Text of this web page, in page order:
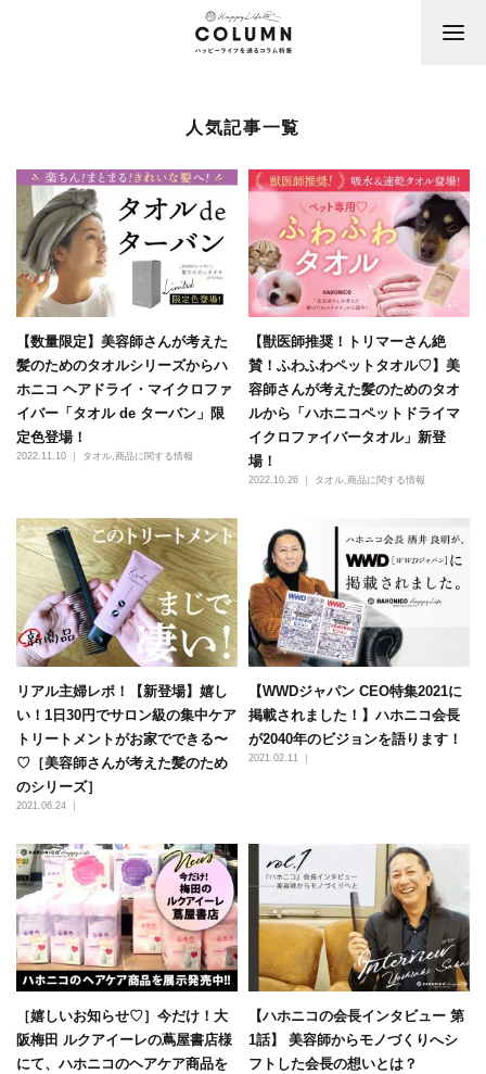
人気記事一覧
【数量限定】美容師さんが考えた
髪のためのタオルシリーズからハ
ホニコ ヘアドライ・マイクロファ
イバー「タオル de ターバン」限
定色登場！
2022.11.10 ｜ タオル 商品に関する情報
【獣医師推奨！トリマーさん絶
賛！ふわふわペットタオル♡】美
容師さんが考えた髪のためのタオ
ルから「ハホニコペットドライマ
イクロファイバータオル」新登
場！
2022.10.26 ｜ タオル 商品に関する情報
リアル主婦レポ！【新登場】嬉し
い！1日30円でサロン級の集中ケア
トリートメントがお家でできる〜
♡［美容師さんが考えた髪のため
のシリーズ］
2021.06.24 ｜
【WWDジャパン CEO特集2021に
掲載されました！】ハホニコ会長
が2040年のビジョンを語ります！
2021.02.11 ｜
［嬉しいお知らせ♡］今だけ！大
阪梅田 ルクアイーレの蔦屋書店様
にて、ハホニコのヘアケア商品を
【ハホニコの会長インタビュー 第
1話】 美容師からモノづくりへシ
フトした会長の想いとは？